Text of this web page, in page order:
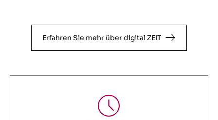
Erfahren Sie mehr über digital ZEIT